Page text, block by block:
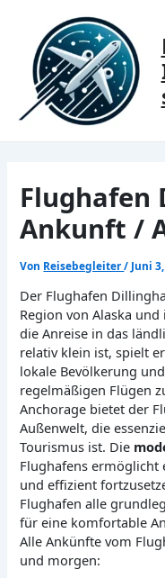
springen
Flughafen
Ankunft /
Von Reisebegleiter/ Juni
Der Flughafen
Region von Alaska
die Anreise in das
relativ klein ist, spielt
lokale Bevölkerung
regelmäßigen Flügen
Anchorage bietet der
Außenwelt, die
Tourismus ist. Die
Flughafens ermöglicht
und effizient
Flughafen alle
für eine komfortable
Alle Ankünfte vom
und morgen: